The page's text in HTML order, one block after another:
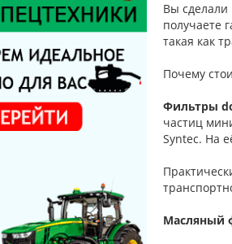
Вы
получаете
такая как
Почему
Фильтры
частиц
Syntec. На
Масляный